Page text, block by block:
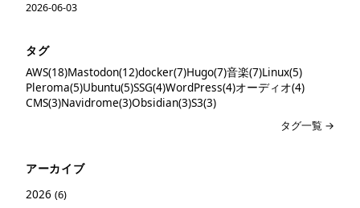
2026-06-03
タグ
AWS(18)Mastodon(12)docker(7)Hugo(7)音楽(7)Linux(5)
Pleroma(5)Ubuntu(5)SSG(4)WordPress(4)オーディオ(4)
CMS(3)Navidrome(3)Obsidian(3)S3(3)
タグ一覧 →
アーカイブ
2026 (6)